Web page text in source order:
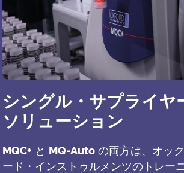
シングル・サプライヤ
ソリューション
MQC+ と MQ-Autoの両方は、オッ
ード・インストゥルメンツのトレー